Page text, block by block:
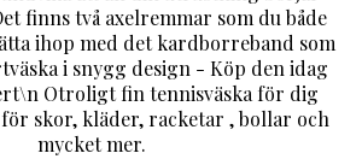
finns två axelremmar som du både
ihop med det kardborreband som
i snygg design - Köp den idag
Otroligt fin tennisväska för dig
skor, kläder, racketar , bollar och
mycket mer.